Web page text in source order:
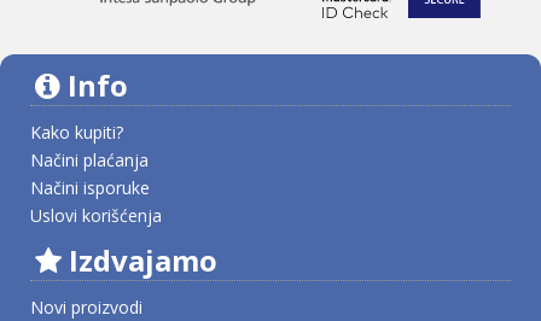
Info
Kako kupiti?
Načini plaćanja
Načini isporuke
Uslovi korišćenja
Izdvajamo
Novi proizvodi